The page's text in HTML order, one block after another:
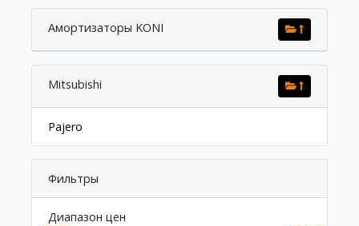
Амортизаторы KONI
Mitsubishi
Pajero
Фильтры
Диапазон цен